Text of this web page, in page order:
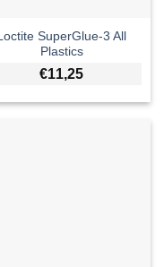
SuperGlue-3 All
Plastics
€11,25